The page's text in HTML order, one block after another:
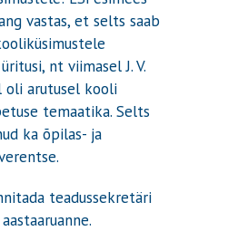
vastas, et selts saab
nt viimasel J. V.
oli arutusel kooli
temaatika. Selts
ka õpilas- ja
teadussekretäri